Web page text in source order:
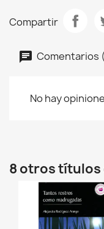
Compartir
Comentarios
No hay
8 otros títulos